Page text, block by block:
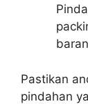
Pastikan
pindahan